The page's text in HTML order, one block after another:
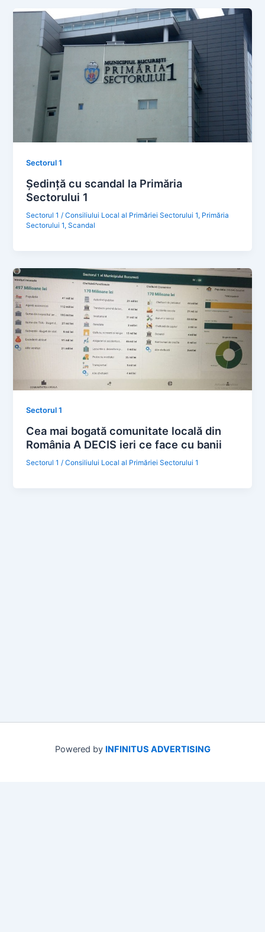
Sectorul 1
Ședință cu scandal la Primăria
Sectorului 1
Sectorul 1 /Consiliului Local al Primăriei Sectorului 1, Primăria
Sectorului 1,Scandal
Sectorul 1
Cea mai bogată comunitate locală din
România A DECIS ieri ce face cu banii
Sectorul 1 /Consiliului Local al Primăriei Sectorului 1
Powered by INFINITUS ADVERTISING